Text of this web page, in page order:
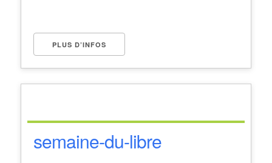
PLUS D’INFOS
semaine-du-libre